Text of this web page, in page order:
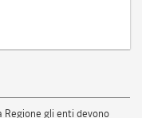
Regione gli enti devono